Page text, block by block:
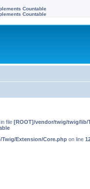
Countable
Countable
in file [ROOT]/vendor/twig/twig/lib/
Extension/Core.php on line